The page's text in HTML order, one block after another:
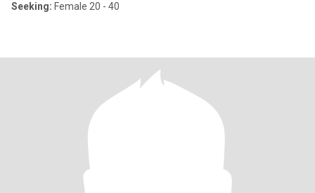
Seeking: Female 20 - 40